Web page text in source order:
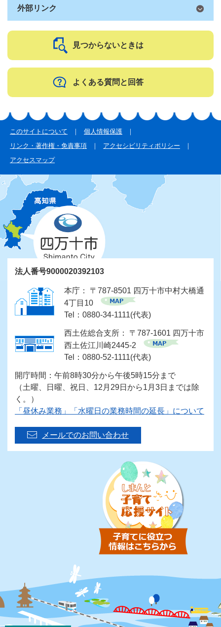
外部リンク
見つからないときは
よくある質問と回答
このサイトについて
個人情報保護
リンク・著作権・免責事項
アクセシビリティポリシー
アクセスマップ
法人番号9000020392103
本庁： 〒787-8501 四万十市中村大橋通
4丁目10
Tel：0880-34-1111(代表)
西土佐総合支所： 〒787-1601 四万十市
西土佐江川崎2445-2
Tel：0880-52-1111(代表)
開庁時間：午前8時30分から午後5時15分まで
（土曜、日曜、祝日、12月29日から1月3日までは除
く。）
「昼休み業務」「水曜日の業務時間の延長」について
メールでのお問い合わせ